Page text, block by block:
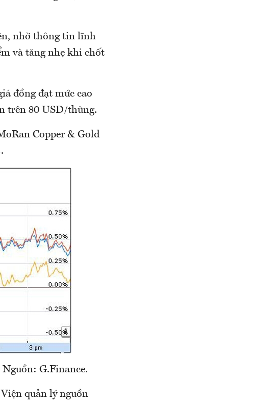
nhờ thông tin lĩnh
và tăng nhẹ khi chốt
đồng đạt mức cao
trên 80 USD/thùng.
Copper & Gold
G.Finance.
quản lý nguồn